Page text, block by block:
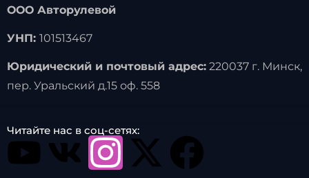
ООО Авторулевой
УНП: 101513467
Юридический и почтовый адрес:220037 г. Минск,
пер. Уральский д.15 оф. 558
Читайте нас в соц-сетях: